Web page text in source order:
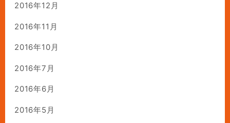
2016年12月
2016年11月
2016年10月
2016年7月
2016年6月
2016年5月